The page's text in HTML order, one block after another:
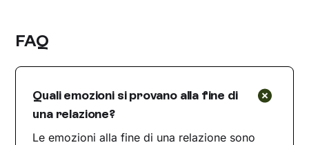
FAQ
Quali emozioni si provano alla fine di
una relazione?
Le emozioni alla fine di una relazione sono